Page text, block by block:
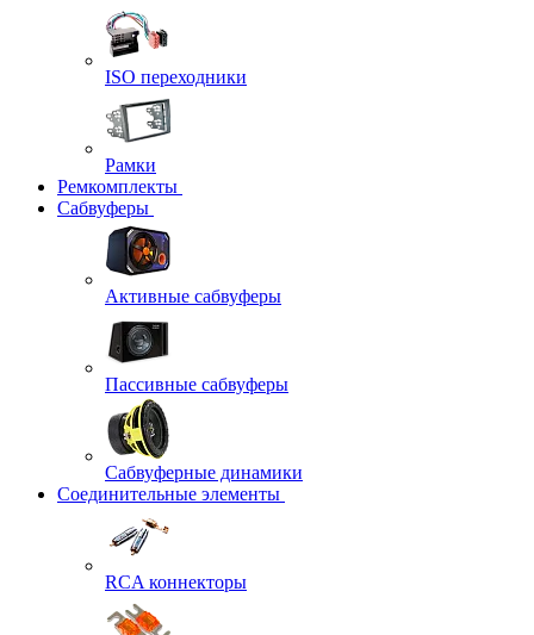
ISO переходники
Рамки
Ремкомплекты
Сабвуферы
Активные сабвуферы
Пассивные сабвуферы
Сабвуферные динамики
Соединительные элементы
RCA коннекторы